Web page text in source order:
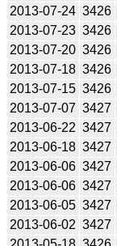
2013-07-24 3426
2013-07-23 3426
2013-07-20 3426
2013-07-18 3426
2013-07-15 3426
2013-07-07 3427
2013-06-22 3427
2013-06-18 3427
2013-06-06 3427
2013-06-06 3427
2013-06-05 3427
2013-06-02 3427